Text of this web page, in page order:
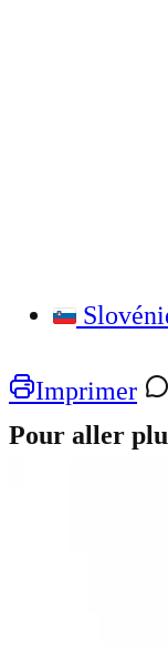
Imprimer
Pour aller